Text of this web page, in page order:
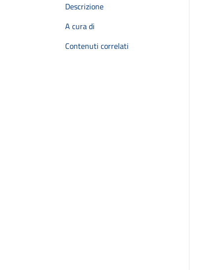
Descrizione
A cura di
Contenuti correlati